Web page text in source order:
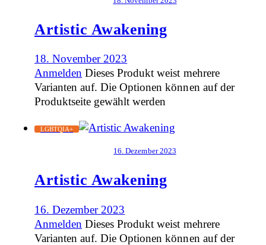
Artistic Awakening
18. November 2023
Anmelden Dieses Produkt weist mehrere
Varianten auf. Die Optionen können auf der
Produktseite gewählt werden
LGBTQIA+
16. Dezember 2023
Artistic Awakening
16. Dezember 2023
Anmelden Dieses Produkt weist mehrere
Varianten auf. Die Optionen können auf der